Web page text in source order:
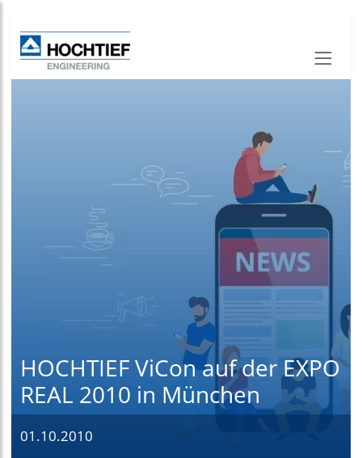
HOCHTIEF ViCon auf der EXPO
REAL 2010 in München
01.10.2010